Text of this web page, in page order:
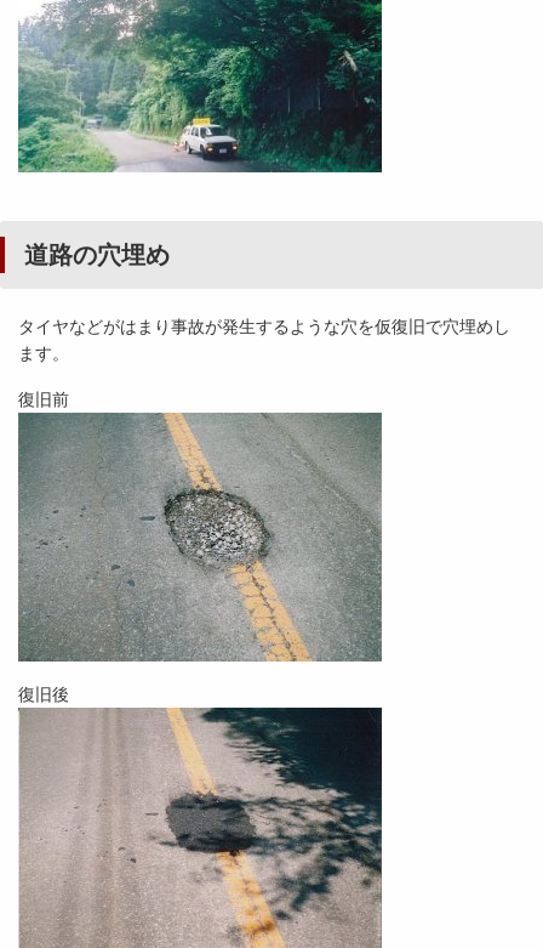
道路の穴埋め
タイヤなどがはまり事故が発生するような穴を仮復旧で穴埋めし
ます。
復旧前
復旧後